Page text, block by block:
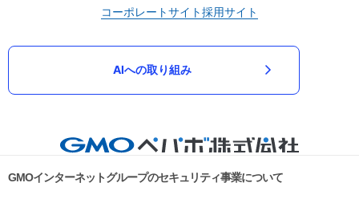
コーポレートサイト採用サイト
AIへの取り組み
GMOインターネットグループのセキュリティ事業について